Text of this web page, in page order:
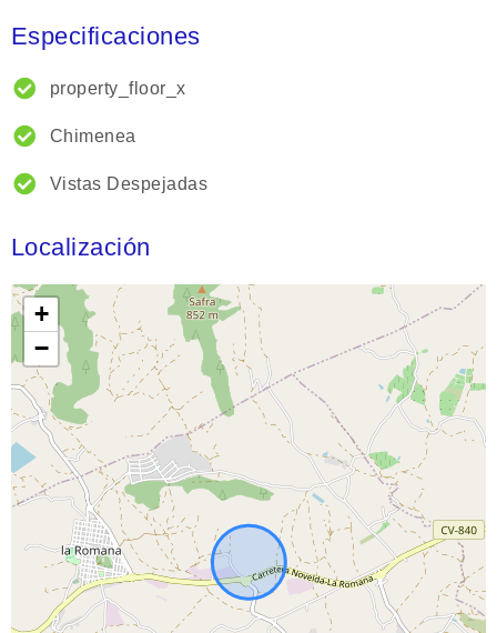
Especificaciones
property_floor_x
Chimenea
Vistas Despejadas
Localización
+
−